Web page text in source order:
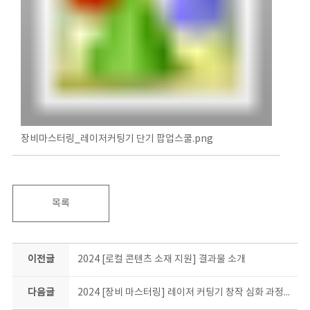
장비마스터링_레이저커팅기 단기 팝업스쿨.png
목록
이전글 2024 [로컬 콘텐츠 소재 지원] 결과물 소개
다음글 2024 [장비 마스터링] 레이저 커팅기 창작 심화 과정 결과물 소개